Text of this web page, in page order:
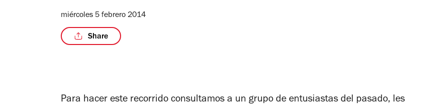
miércoles 5 febrero 2014
Share
Para hacer este recorrido consultamos a un grupo de entusiastas del pasado, les